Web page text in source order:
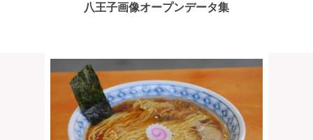
八王子画像オープンデータ集